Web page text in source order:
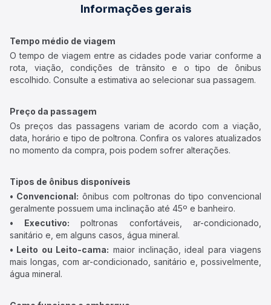
Informações gerais
Tempo médio de viagem
O tempo de viagem entre as cidades pode variar conforme a
rota, viação, condições de trânsito e o tipo de ônibus
escolhido. Consulte a estimativa ao selecionar sua passagem.
Preço da passagem
Os preços das passagens variam de acordo com a viação,
data, horário e tipo de poltrona. Confira os valores atualizados
no momento da compra, pois podem sofrer alterações.
Tipos de ônibus disponíveis
• Convencional: ônibus com poltronas do tipo convencional
geralmente possuem uma inclinação até 45º e banheiro.
• Executivo: poltronas confortáveis, ar-condicionado,
sanitário e, em alguns casos, água mineral.
• Leito ou Leito-cama: maior inclinação, ideal para viagens
mais longas, com ar-condicionado, sanitário e, possivelmente,
água mineral.